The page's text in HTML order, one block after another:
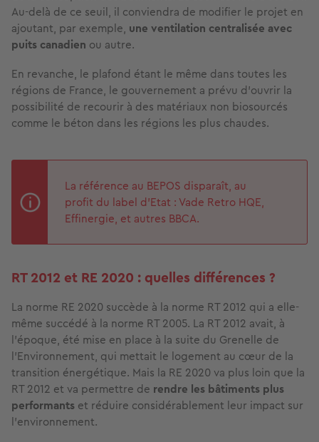
Au-delà de ce seuil, il conviendra de modifier le projet en
ajoutant, par exemple, une ventilation centralisée avec
puits canadien ou autre.
En revanche, le plafond étant le même dans toutes les
régions de France, le gouvernement a prévu d’ouvrir la
possibilité de recourir à des matériaux non biosourcés
comme le béton dans les régions les plus chaudes.
La référence au BEPOS disparaît, au
profit du label d’Etat : Vade Retro HQE,
Effinergie, et autres BBCA.
RT 2012 et RE 2020 : quelles différences ?
La norme RE 2020 succède à la norme RT 2012 qui a elle-
même succédé à la norme RT 2005. La RT 2012 avait, à
l’époque, été mise en place à la suite du Grenelle de
l’Environnement, qui mettait le logement au cœur de la
transition énergétique. Mais la RE 2020 va plus loin que la
RT 2012 et va permettre de rendre les bâtiments plus
performants et réduire considérablement leur impact sur
l’environnement.